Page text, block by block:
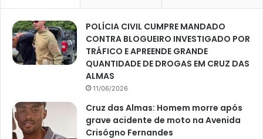
POLÍCIA CIVIL CUMPRE MANDADO
CONTRA BLOGUEIRO INVESTIGADO POR
TRÁFICO E APREENDE GRANDE
QUANTIDADE DE DROGAS EM CRUZ DAS
ALMAS
11/06/2026
Cruz das Almas: Homem morre após
grave acidente de moto na Avenida
Crisógno Fernandes